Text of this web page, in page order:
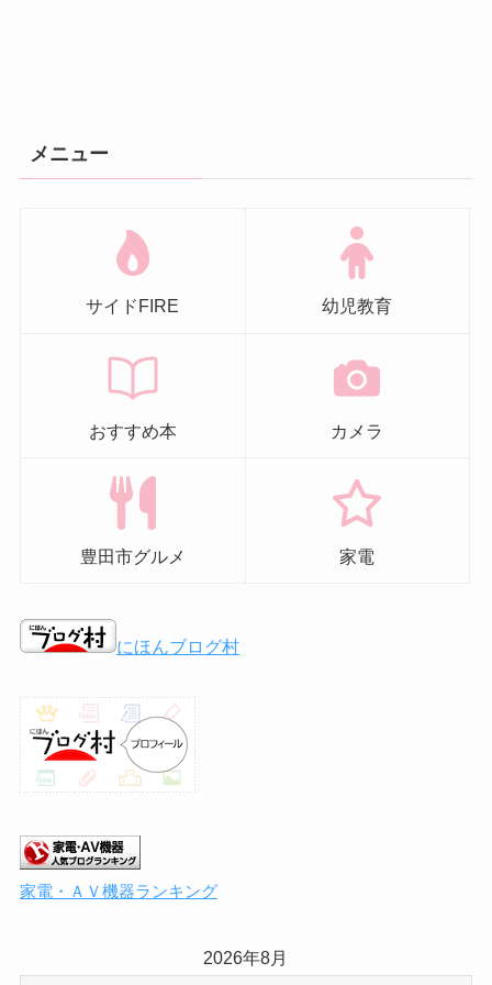
メニュー
サイドFIRE 幼児教育
おすすめ本 カメラ
豊田市グルメ 家電
にほんブログ村
家電・ＡＶ機器ランキング
2026年8月